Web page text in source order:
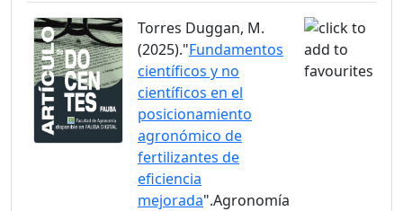
Torres Duggan, M.
(2025)."Fundamentos
científicos y no
científicos en el
posicionamiento
agronómico de
fertilizantes de
eficiencia
mejorada".Agronomía